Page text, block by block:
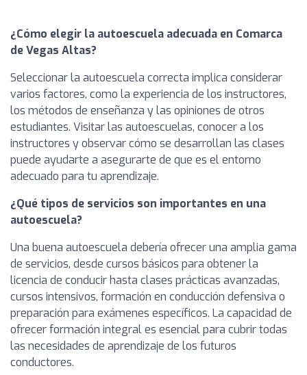
¿Cómo elegir la autoescuela adecuada en Comarca
de Vegas Altas?
Seleccionar la autoescuela correcta implica considerar
varios factores, como la experiencia de los instructores,
los métodos de enseñanza y las opiniones de otros
estudiantes. Visitar las autoescuelas, conocer a los
instructores y observar cómo se desarrollan las clases
puede ayudarte a asegurarte de que es el entorno
adecuado para tu aprendizaje.
¿Qué tipos de servicios son importantes en una
autoescuela?
Una buena autoescuela debería ofrecer una amplia gama
de servicios, desde cursos básicos para obtener la
licencia de conducir hasta clases prácticas avanzadas,
cursos intensivos, formación en conducción defensiva o
preparación para exámenes específicos. La capacidad de
ofrecer formación integral es esencial para cubrir todas
las necesidades de aprendizaje de los futuros
conductores.